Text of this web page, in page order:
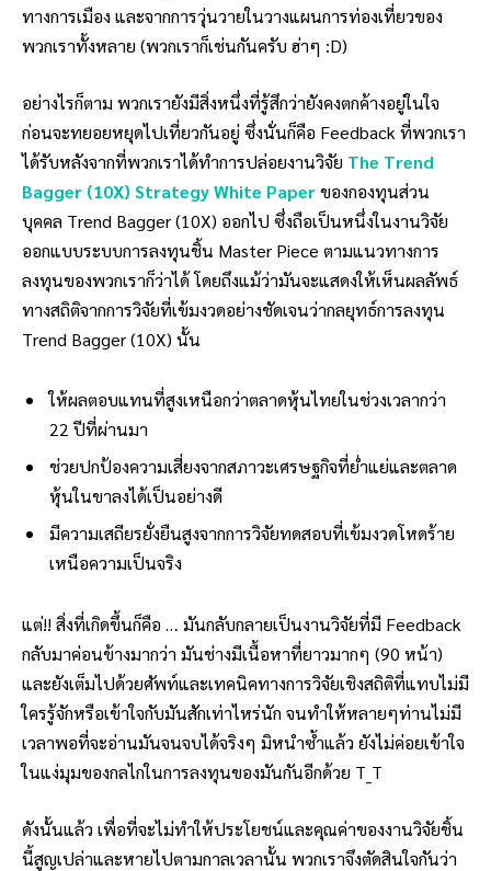
ทางการเมือง และจากการวุ่นวายในวางแผนการท่องเที่ยวของ
พวกเราทั้งหลาย (พวกเราก็เช่นกันครับ ฮ่าๆ :D)
อย่างไรก็ตาม พวกเรายังมีสิ่งหนึ่งที่รู้สึกว่ายังคงตกค้างอยู่ในใจ
ก่อนจะทยอยหยุดไปเที่ยวกันอยู่ ซึ่งนั่นก็คือ Feedback ที่พวกเรา
ได้รับหลังจากที่พวกเราได้ทำการปล่อยงานวิจัย The Trend
Bagger (10X) Strategy White Paperของกองทุนส่วน
บุคคล Trend Bagger (10X) ออกไป ซึ่งถือเป็นหนึ่งในงานวิจัย
ออกแบบระบบการลงทุนชิ้น Master Piece ตามแนวทางการ
ลงทุนของพวกเราก็ว่าได้ โดยถึงแม้ว่ามันจะแสดงให้เห็นผลลัพธ์
ทางสถิติจากการวิจัยที่เข้มงวดอย่างชัดเจนว่ากลยุทธ์การลงทุน
Trend Bagger (10X) นั้น
ให้ผลตอบแทนที่สูงเหนือกว่าตลาดหุ้นไทยในช่วงเวลากว่า
22 ปีที่ผ่านมา
ช่วยปกป้องความเสี่ยงจากสภาวะเศรษฐกิจที่ย่ำแย่และตลาด
หุ้นในขาลงได้เป็นอย่างดี
มีความเสถียรยั่งยืนสูงจากการวิจัยทดสอบที่เข้มงวดโหดร้าย
เหนือความเป็นจริง
แต่!! สิ่งที่เกิดขึ้นก็คือ … มันกลับกลายเป็นงานวิจัยที่มี Feedback
กลับมาค่อนข้างมากว่า มันช่างมีเนื้อหาที่ยาวมากๆ (90 หน้า)
และยังเต็มไปด้วยศัพท์และเทคนิคทางการวิจัยเชิงสถิติที่แทบไม่มี
ใครรู้จักหรือเข้าใจกับมันสักเท่าไหร่นัก จนทำให้หลายๆท่านไม่มี
เวลาพอที่จะอ่านมันจนจบได้จริงๆ มิหนำซ้ำแล้ว ยังไม่ค่อยเข้าใจ
ในแง่มุมของกลไกในการลงทุนของมันกันอีกด้วย T_T
ดังนั้นแล้ว เพื่อที่จะไม่ทำให้ประโยชน์และคุณค่าของงานวิจัยชิ้น
นี้สูญเปล่าและหายไปตามกาลเวลานั้น พวกเราจึงตัดสินใจกันว่า